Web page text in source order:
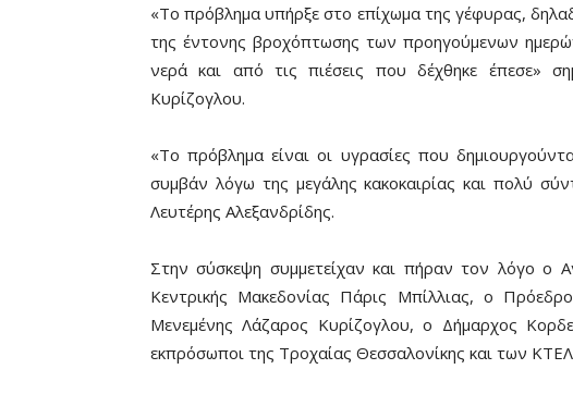
«Το πρόβλημα υπήρξε στο επίχωμα της γέφυρας,
της έντονης βροχόπτωσης των προηγούμενων
νερά και από τις πιέσεις που δέχθηκε έπεσε»
Κυρίζογλου.
«Το πρόβλημα είναι οι υγρασίες που
συμβάν λόγω της μεγάλης κακοκαιρίας και πολύ
Λευτέρης Αλεξανδρίδης.
Στην σύσκεψη συμμετείχαν και πήραν τον λόγο ο
Κεντρικής Μακεδονίας Πάρις Μπίλλιας, ο
Μενεμένης Λάζαρος Κυρίζογλου, ο Δήμαρχος
εκπρόσωποι της Τροχαίας Θεσσαλονίκης και των